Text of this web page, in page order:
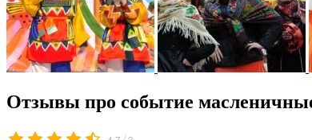
Отзывы про событие